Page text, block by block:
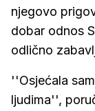
njegovo
dobar odnos
odlično
''Osjećala
ljudima'',